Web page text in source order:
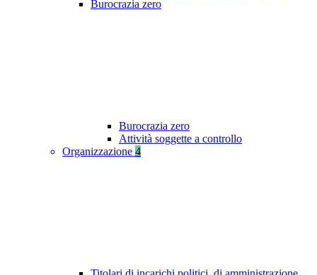
Burocrazia zero
Burocrazia zero
Attività soggette a controllo
Organizzazione 4